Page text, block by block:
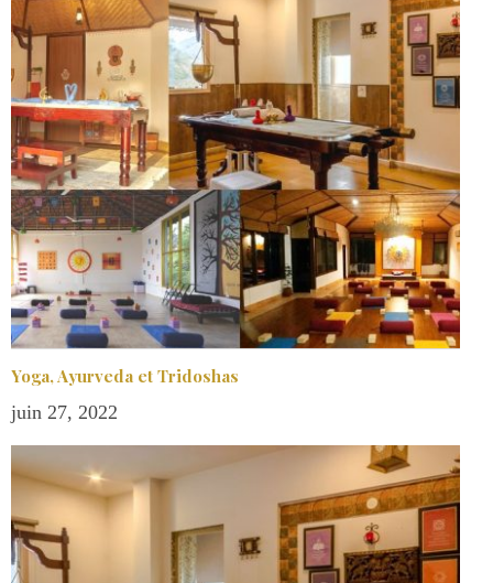
Yoga, Ayurveda et Tridoshas
juin 27, 2022